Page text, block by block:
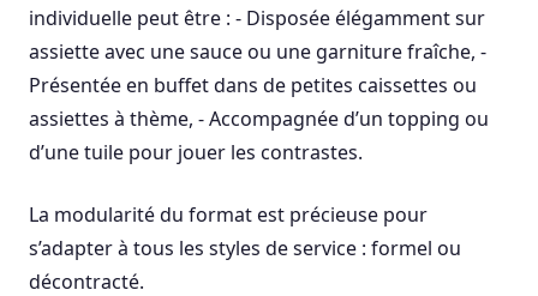
individuelle peut être : - Disposée élégamment sur
assiette avec une sauce ou une garniture fraîche, -
Présentée en buffet dans de petites caissettes ou
assiettes à thème, - Accompagnée d’un topping ou
d’une tuile pour jouer les contrastes.
La modularité du format est précieuse pour
s’adapter à tous les styles de service : formel ou
décontracté.